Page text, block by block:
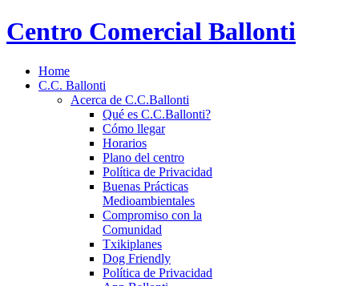
Centro Comercial Ballonti
Home
C.C. Ballonti
Acerca de C.C.Ballonti
Qué es C.C.Ballonti?
Cómo llegar
Horarios
Plano del centro
Política de Privacidad
Buenas Prácticas
Medioambientales
Compromiso con la
Comunidad
Txikiplanes
Dog Friendly
Política de Privacidad